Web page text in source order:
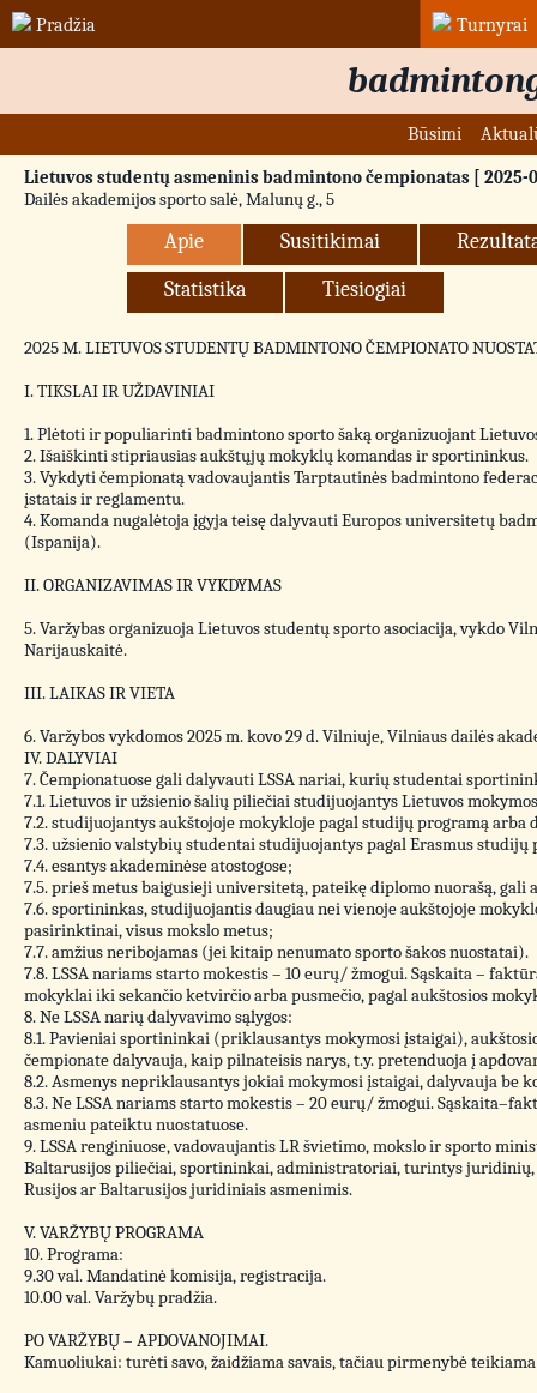
Pradžia Turnyrai
Būsimi
Lietuvos studentų asmeninis badmintono čempionatas [ 2025-
Dailės akademijos sporto salė, Malunų g., 5
Apie Susitikimai
Statistika
Tiesiogiai
2025 M. LIETUVOS STUDENTŲ BADMINTONO ČEMPIONATO
I. TIKSLAI IR UŽDAVINIAI
1. Plėtoti ir populiarinti badmintono sporto šaką organizuojant
2. Išaiškinti stipriausias aukštųjų mokyklų komandas ir sportininkus.
3. Vykdyti čempionatą vadovaujantis Tarptautinės badmintono
įstatais ir reglamentu.
4. Komanda nugalėtoja įgyja teisę dalyvauti Europos universitetų
(Ispanija).
II. ORGANIZAVIMAS IR VYKDYMAS
5. Varžybas organizuoja Lietuvos studentų sporto asociacija, vykdo
Narijauskaitė.
III. LAIKAS IR VIETA
6. Varžybos vykdomos 2025 m. kovo 29 d. Vilniuje, Vilniaus dailės
IV. DALYVIAI
7. Čempionatuose gali dalyvauti LSSA nariai, kurių studentai
7.1. Lietuvos ir užsienio šalių piliečiai studijuojantys Lietuvos
7.2. studijuojantys aukštojoje mokykloje pagal studijų programą arba
7.3. užsienio valstybių studentai studijuojantys pagal Erasmus studijų
7.4. esantys akademinėse atostogose;
7.5. prieš metus baigusieji universitetą, pateikę diplomo nuorašą,
7.6. sportininkas, studijuojantis daugiau nei vienoje aukštojoje
pasirinktinai, visus mokslo metus;
7.7. amžius neribojamas (jei kitaip nenumato sporto šakos nuostatai).
7.8. LSSA nariams starto mokestis – 10 eurų/ žmogui. Sąskaita –
mokyklai iki sekančio ketvirčio arba pusmečio, pagal aukštosios
8. Ne LSSA narių dalyvavimo sąlygos:
8.1. Pavieniai sportininkai (priklausantys mokymosi įstaigai),
čempionate dalyvauja, kaip pilnateisis narys, t.y. pretenduoja į
8.2. Asmenys nepriklausantys jokiai mokymosi įstaigai, dalyvauja be
8.3. Ne LSSA nariams starto mokestis – 20 eurų/ žmogui.
asmeniu pateiktu nuostatuose.
9. LSSA renginiuose, vadovaujantis LR švietimo, mokslo ir sporto
Baltarusijos piliečiai, sportininkai, administratoriai, turintys
Rusijos ar Baltarusijos juridiniais asmenimis.
V. VARŽYBŲ PROGRAMA
10. Programa:
9.30 val. Mandatinė komisija, registracija.
10.00 val. Varžybų pradžia.
PO VARŽYBŲ – APDOVANOJIMAI.
Kamuoliukai: turėti savo, žaidžiama savais, tačiau pirmenybė